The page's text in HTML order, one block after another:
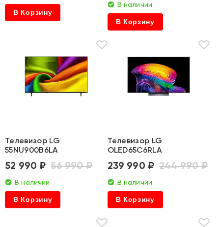
В Корзину
В наличии
В Корзину
Телевизор LG
55NU900B6LA
52 990 ₽ 56 990 ₽
В наличии
В Корзину
Телевизор LG
OLED65C6RLA
239 990 ₽ 244 990 ₽
В наличии
В Корзину